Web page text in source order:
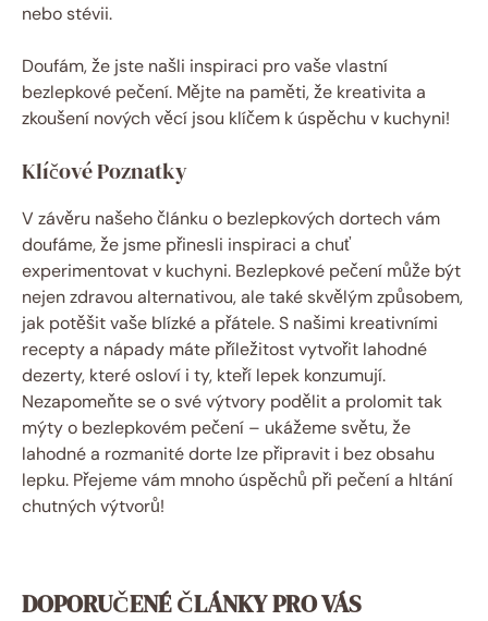
nebo stévii.
Doufám, že jste našli inspiraci pro vaše vlastní
bezlepkové pečení. Mějte na paměti, že kreativita a
zkoušení nových věcí jsou klíčem k úspěchu v kuchyni!
Klíčové Poznatky
V závěru našeho článku o bezlepkových dortech vám
doufáme, že jsme přinesli inspiraci a chuť
experimentovat v kuchyni. Bezlepkové pečení může být
nejen zdravou alternativou, ale také skvělým způsobem,
jak potěšit vaše blízké a přátele. S našimi kreativními
recepty a nápady máte příležitost vytvořit lahodné
dezerty, které osloví i ty, kteří lepek konzumují.
Nezapomeňte se o své výtvory podělit a prolomit tak
mýty o bezlepkovém pečení – ukážeme světu, že
lahodné a rozmanité dorte lze připravit i bez obsahu
lepku. Přejeme vám mnoho úspěchů při pečení a hltání
chutných výtvorů!
DOPORUČENÉ ČLÁNKY PRO VÁS